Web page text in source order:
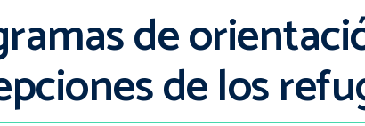
de
de los